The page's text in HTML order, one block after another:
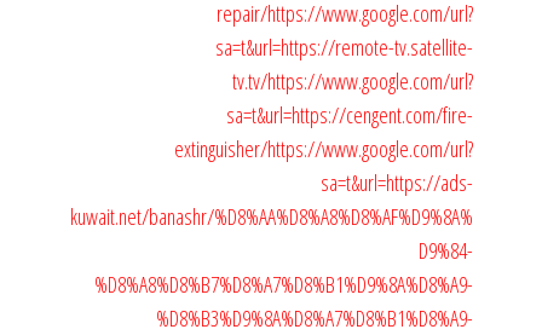
repair/https://www.google.com/url?
sa=t&url=https://remote-tv.satellite-
tv.tv/https://www.google.com/url?
sa=t&url=https://cengent.com/fire-
extinguisher/https://www.google.com/url?
sa=t&url=https://ads-
kuwait.net/banashr/%D8%AA%D8%A8%D8%AF%D9%8A%
D9%84-
%D8%A8%D8%B7%D8%A7%D8%B1%D9%8A%D8%A9-
%D8%B3%D9%8A%D8%A7%D8%B1%D8%A9-